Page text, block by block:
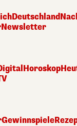
Deutschland
Newsletter
Horoskop
Gewinnspiele